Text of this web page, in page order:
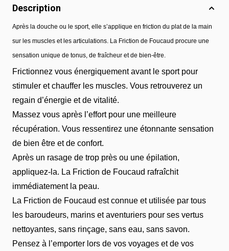
Description
Après la douche ou le sport, elle s’applique en friction du plat de la main
sur les muscles et les articulations. La Friction de Foucaud procure une
sensation unique de tonus, de fraîcheur et de bien-être.
Frictionnez vous énergiquement avant le sport pour
stimuler et chauffer les muscles. Vous retrouverez un
regain d’énergie et de vitalité.
Massez vous après l’effort pour une meilleure
récupération. Vous ressentirez une étonnante sensation
de bien être et de confort.
Après un rasage de trop près ou une épilation,
appliquez-la. La Friction de Foucaud rafraîchit
immédiatement la peau.
La Friction de Foucaud est connue et utilisée par tous
les baroudeurs, marins et aventuriers pour ses vertus
nettoyantes, sans rinçage, sans eau, sans savon.
Pensez à l’emporter lors de vos voyages et de vos